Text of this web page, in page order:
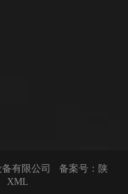
备有限公司 备案号： 陕
XML